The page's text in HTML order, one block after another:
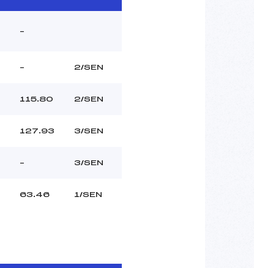
–
– 2/SEN
115.80 2/SEN
127.93 3/SEN
– 3/SEN
63.46 1/SEN